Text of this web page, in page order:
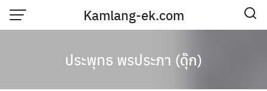
Skip
Kamlang-ek.com
ประพุทธ พรประภา (ดุ๊ก)